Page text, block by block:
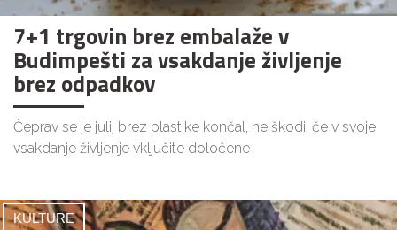
7+1 trgovin brez embalaže v
Budimpešti za vsakdanje življenje
brez odpadkov
Čeprav se je julij brez plastike končal, ne škodi, če v svoje
vsakdanje življenje vključite določene
KULTURE